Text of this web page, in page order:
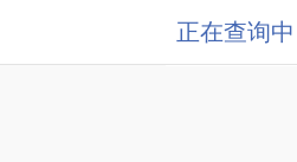
正在查询中